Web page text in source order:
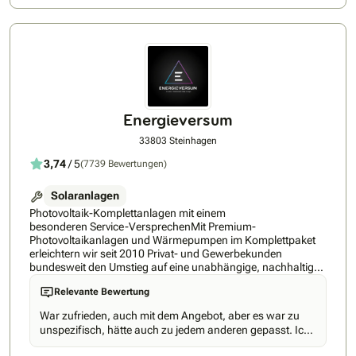
Energieversum
33803 Steinhagen
3,74/ 5(7739 Bewertungen)
Solaranlagen
Photovoltaik-Komplettanlagen mit einem
besonderen Service-VersprechenMit Premium-
Photovoltaikanlagen und Wärmepumpen im Komplettpaket
erleichtern wir seit 2010 Privat- und Gewerbekunden
bundesweit den Umstieg auf eine unabhängige, nachhaltige
Energieversorgung.Mehr als 50.000 installierte Anlagen – die
meisten in Kombination mit einem Batteriespeicher – haben
wir bereits auf deutschen Dächern umgesetzt und erfolgreich
ans Stromnetz gebracht. Seit 2024 im Regelfall ergänzt durch
EV.cockpit, unser eigenes Home Energy Management
System, das Photovoltaik, Speicher, Wärmepumpe und
Relevante Bewertung
War zufrieden, auch mit dem Angebot, aber es war zu
unspezifisch, hätte auch zu jedem anderen gepasst. Ich
weiß nicht wie hoch die Kosten noch geworden wären